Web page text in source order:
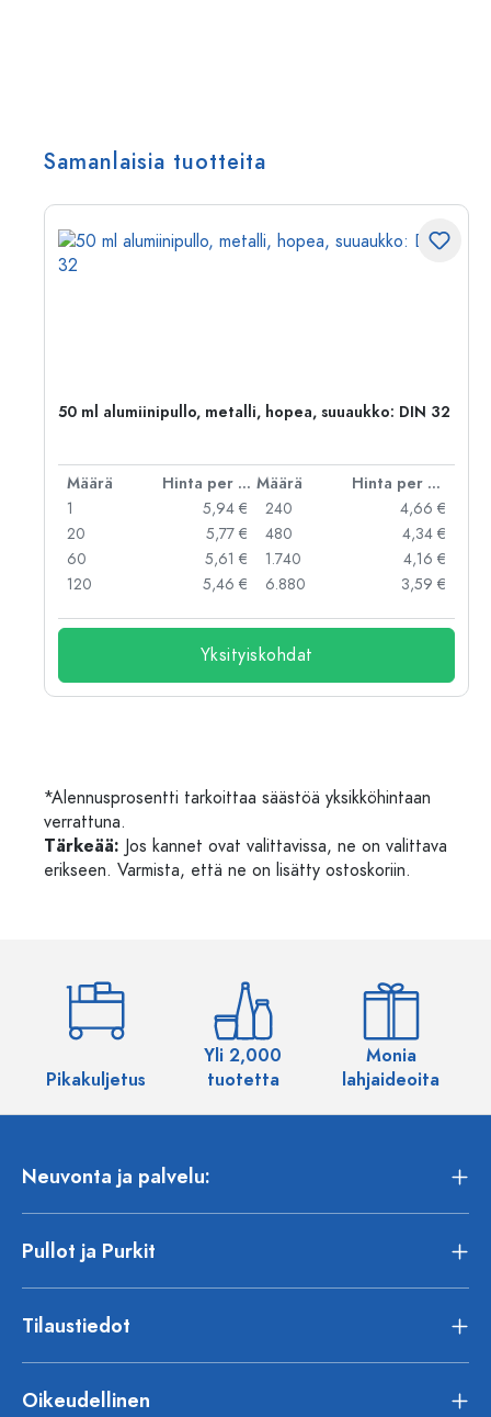
Samanlaisia tuotteita
50 ml alumiinipullo, metalli, hopea, suuaukko: DIN 32
Määrä Hinta per kpl Määrä
Hinta per kpl
1
5,94 €
20
5,77 €
60
5,61 €
120
5,46 €
240
4,66 €
480
4,34 €
1.740
4,16 €
6.880
3,59 €
Yksityiskohdat
*Alennusprosentti tarkoittaa säästöä yksikköhintaan
verrattuna.
Tärkeää: Jos kannet ovat valittavissa, ne on valittava
erikseen. Varmista, että ne on lisätty ostoskoriin.
Pikakuljetus
Yli 2,000
tuotetta
Monia
lahjaideoita
Neuvonta ja palvelu:
Pullot ja Purkit
Tilaustiedot
Oikeudellinen